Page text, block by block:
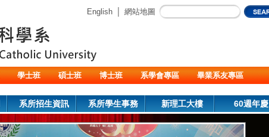
English 網站地圖
學士班 碩士班 博士班 系學會專區
畢業系友專區
系所招生資訊 系所學生事務 新理工大樓 60週年慶